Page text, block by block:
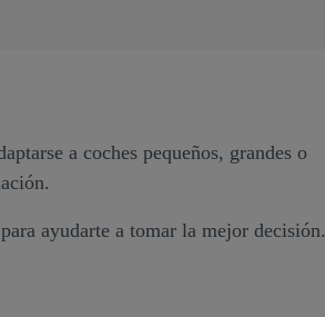
a coches pequeños, grandes o
ayudarte a tomar la mejor decisión.